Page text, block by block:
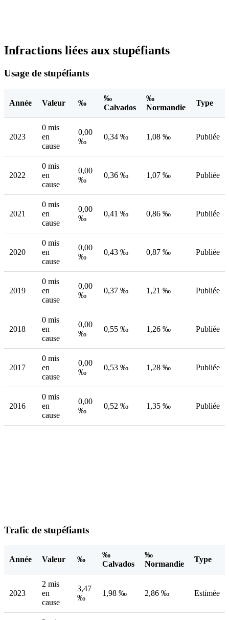
Infractions liées aux stupéfiants
Usage de stupéfiants
Année Valeur ‰
‰
Calvados
‰
Normandie
Type
2023
0 mis
en
cause
0,00
‰
0,34 ‰ 1,08 ‰ Publiée
2022
0 mis
en
cause
0,00
‰
0,36 ‰ 1,07 ‰ Publiée
2021
0 mis
en
cause
0,00
‰
0,41 ‰ 0,86 ‰ Publiée
2020
0 mis
en
cause
0,00
‰
0,43 ‰ 0,87 ‰ Publiée
2019
0 mis
en
cause
0,00
‰
0,37 ‰ 1,21 ‰ Publiée
2018
0 mis
en
cause
0,00
‰
0,55 ‰ 1,26 ‰ Publiée
2017
0 mis
en
cause
0,00
‰
0,53 ‰ 1,28 ‰ Publiée
2016
0 mis
en
cause
0,00
‰
0,52 ‰ 1,35 ‰ Publiée
Trafic de stupéfiants
Année Valeur ‰
‰
Calvados
‰
Normandie
Type
2023
2 mis
en
cause
3,47
‰
1,98 ‰ 2,86 ‰ Estimée